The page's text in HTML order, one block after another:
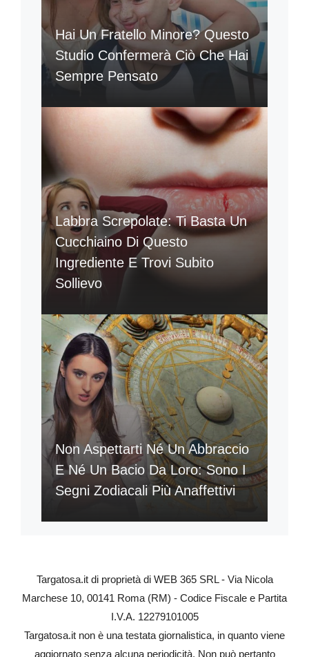
Hai Un Fratello Minore? Questo
Studio Confermerà Ciò Che Hai
Sempre Pensato
Labbra Screpolate: Ti Basta Un
Cucchiaino Di Questo
Ingrediente E Trovi Subito
Sollievo
Non Aspettarti Né Un Abbraccio
E Né Un Bacio Da Loro: Sono I
Segni Zodiacali Più Anaffettivi
Targatosa.it di proprietà di WEB 365 SRL - Via Nicola
Marchese 10, 00141 Roma (RM) - Codice Fiscale e Partita
I.V.A. 12279101005
Targatosa.it non è una testata giornalistica, in quanto viene
aggiornato senza alcuna periodicità. Non può pertanto